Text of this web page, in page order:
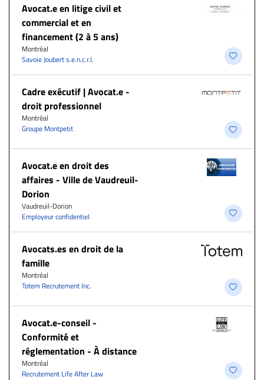
Avocat.e en litige civil et
commercial et en
financement (2 à 5 ans)
Montréal
Savoie Joubert s.e.n.c.r.l.
Cadre exécutif | Avocat.e -
droit professionnel
Montréal
Groupe Montpetit
Avocat.e en droit des
affaires - Ville de Vaudreuil-
Dorion
Vaudreuil-Dorion
Employeur confidentiel
Avocats.es en droit de la
famille
Montréal
Totem Recrutement Inc.
​Avocat.e-conseil -
Conformité et
réglementation - À distance
Montréal
Recrutement Life After Law